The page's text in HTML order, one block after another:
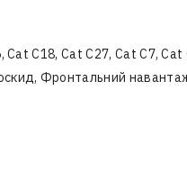
C18, Cat C27, Cat C7, Cat
Фронтальний